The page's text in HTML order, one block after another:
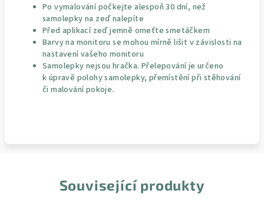
Po vymalování počkejte alespoň 30 dní, než
samolepky na zeď nalepíte
Před aplikací zeď jemně omeťte smetáčkem
Barvy na monitoru se mohou mírně lišit v závislosti na
nastavení vašeho monitoru
Samolepky nejsou hračka. Přelepování je určeno
k úpravě polohy samolepky, přemístění při stěhování
či malování pokoje.
Související produkty